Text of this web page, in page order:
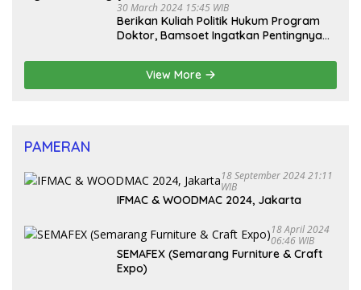
30 March 2024 15:45 WIB
Berikan Kuliah Politik Hukum Program
Doktor, Bamsoet Ingatkan Pentingnya
View More
PAMERAN
18 September 2024 21:11
WIB
IFMAC & WOODMAC 2024, Jakarta
18 April 2024
06:46 WIB
SEMAFEX (Semarang Furniture & Craft
Expo)